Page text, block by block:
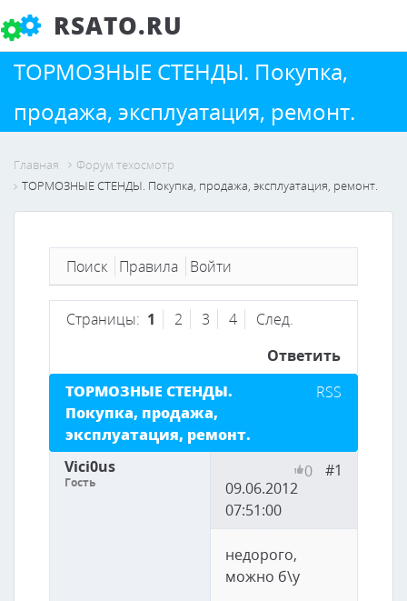
RSATO.RU
ТОРМОЗНЫЕ СТЕНДЫ. Покупка,
продажа, эксплуатация, ремонт.
Главная
Форум техосмотр
ТОРМОЗНЫЕ СТЕНДЫ. Покупка, продажа, эксплуатация, ремонт.
Поиск Правила Войти
Страницы: 1 2 3 4
След.
Ответить
RSS
ТОРМОЗНЫЕ СТЕНДЫ.
Покупка, продажа,
эксплуатация, ремонт.
Vici0us
Гость
#1
0
09.06.2012
07:51:00
недорого,
можно б\у